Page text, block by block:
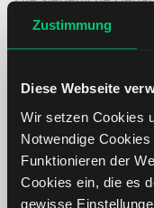
Zustimmung
Diese Webseite
Wir setzen Cookies
Notwendige
Funktionieren der
Cookies ein, die es
gewisse